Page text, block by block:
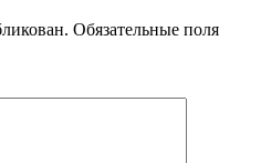
Обязательные поля